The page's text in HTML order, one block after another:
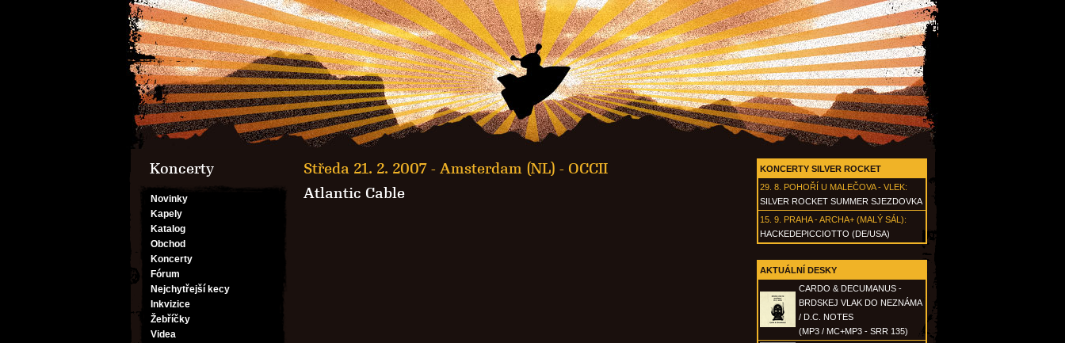
Koncerty
Novinky
Kapely
Katalog
Obchod
Koncerty
Fórum
Nejchytřejší kecy
Inkvizice
Žebříčky
Videa
KONCERTY SILVER ROCKET
29. 8. POHOŘÍ U MALEČOVA - VLEK:
SILVER ROCKET SUMMER SJEZDOVKA
15. 9. PRAHA - ARCHA+ (MALÝ SÁL):
HACKEDEPICCIOTTO (DE/USA)
AKTUÁLNÍ DESKY
CARDO & DECUMANUS -
BRDSKEJ VLAK DO NEZNÁMA
/ D.C. NOTES
(MP3 / MC+MP3 - SRR 135)
Středa 21. 2. 2007 - Amsterdam (NL) - OCCII
Atlantic Cable